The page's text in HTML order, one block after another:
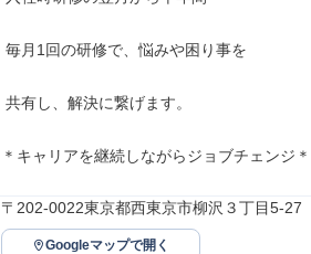
＊キャリアを継続しながらジョブチェンジ＊
〒202-0022東京都西東京市柳沢３丁目5-27
Googleマップで開く